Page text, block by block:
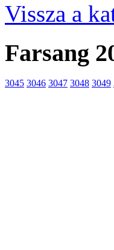
Vissza a
Farsang
3045 3046 3047 3048 3049